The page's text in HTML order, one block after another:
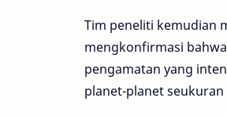
Tim peneliti kemudian
mengkonfirmasi
pengamatan yang
planet-planet seukuran